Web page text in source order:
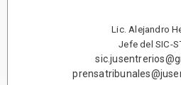
Lic. Alejandro
Jefe del SIC-